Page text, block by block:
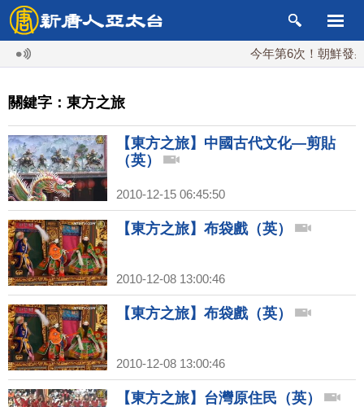
今年第6次！朝鮮發射
關鍵字：東方之旅
【東方之旅】中國古代文化—剪貼
（英）
2010-12-15 06:45:50
【東方之旅】布袋戲（英）
2010-12-08 13:00:46
【東方之旅】布袋戲（英）
2010-12-08 13:00:46
【東方之旅】台灣原住民（英）